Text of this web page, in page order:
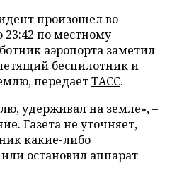
произошел во
23:42 по местному
аэропорта заметил
беспилотник и
передаетТАСС.
удерживал на земле», –
Газета не уточняет,
какие-либо
остановил аппарат